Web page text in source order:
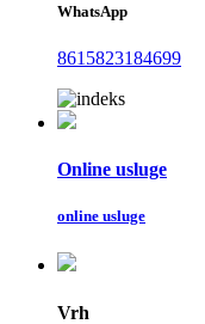
WhatsApp
8615823184699
Online usluge
online usluge
Vrh